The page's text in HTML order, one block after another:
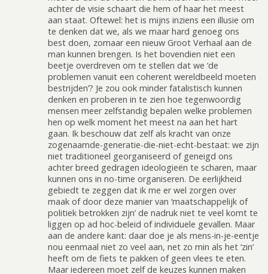
achter de visie schaart die hem of haar het meest
aan staat. Oftewel: het is mijns inziens een illusie om
te denken dat we, als we maar hard genoeg ons
best doen, zomaar een nieuw Groot Verhaal aan de
man kunnen brengen. Is het bovendien niet een
beetje overdreven om te stellen dat we ‘de
problemen vanuit een coherent wereldbeeld moeten
bestrijden’? Je zou ook minder fatalistisch kunnen
denken en proberen in te zien hoe tegenwoordig
mensen meer zelfstandig bepalen welke problemen
hen op welk moment het meest na aan het hart
gaan. Ik beschouw dat zelf als kracht van onze
zogenaamde-generatie-die-niet-echt-bestaat: we zijn
niet traditioneel georganiseerd of geneigd ons
achter breed gedragen ideologieën te scharen, maar
kunnen ons in no-time organiseren. De eerlijkheid
gebiedt te zeggen dat ik me er wel zorgen over
maak of door deze manier van ‘maatschappelijk of
politiek betrokken zijn’ de nadruk niet te veel komt te
liggen op ad hoc-beleid of individuele gevallen. Maar
aan de andere kant: daar doe je als mens-in-je-eentje
nou eenmaal niet zo veel aan, net zo min als het ‘zin’
heeft om de fiets te pakken of geen vlees te eten.
Maar iedereen moet zelf de keuzes kunnen maken